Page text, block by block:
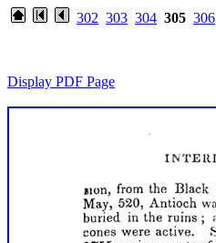
302 303 304 305 306
Display PDF Page